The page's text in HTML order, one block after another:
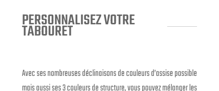
PERSONNALISEZ VOTRE
TABOURET
Avec ses nombreuses déclinaisons de couleurs d’assise possible